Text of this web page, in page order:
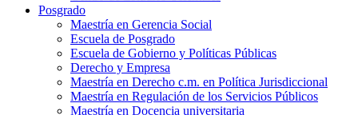
Posgrado
Maestría en Gerencia Social
Escuela de Posgrado
Escuela de Gobierno y Políticas Públicas
Derecho y Empresa
Maestría en Derecho c.m. en Política Jurisdiccional
Maestría en Regulación de los Servicios Públicos
Maestría en Docencia universitaria